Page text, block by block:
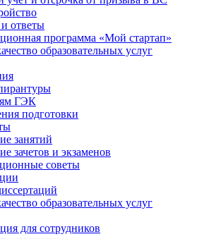
ответы
программа «Мой стартап»
образовательных услуг
ГЭК
подготовки
занятий
зачетов и экзаменов
советы
образовательных услуг
для сотрудников